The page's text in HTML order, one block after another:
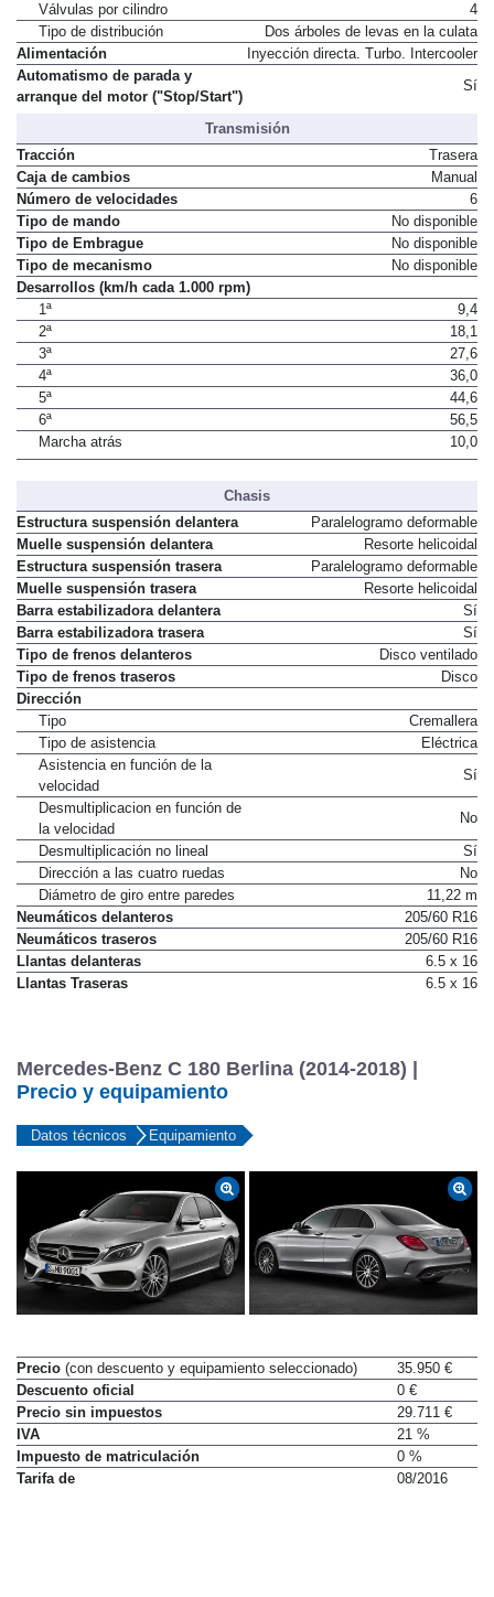
Válvulas por cilindro
4
Tipo de distribución
Dos árboles de levas en la culata
Alimentación
Inyección directa. Turbo. Intercooler
Automatismo de parada y
arranque del motor ("Stop/Start")
Sí
Transmisión
Tracción
Trasera
Caja de cambios
Manual
Número de velocidades
6
Tipo de mando
No disponible
Tipo de Embrague
No disponible
Tipo de mecanismo
No disponible
Desarrollos (km/h cada 1.000 rpm)
1ª
9,4
2ª
18,1
3ª
27,6
4ª
36,0
5ª
44,6
6ª
56,5
Marcha atrás
10,0
Chasis
Estructura suspensión delantera
Paralelogramo deformable
Muelle suspensión delantera
Resorte helicoidal
Estructura suspensión trasera
Paralelogramo deformable
Muelle suspensión trasera
Resorte helicoidal
Barra estabilizadora delantera
Sí
Barra estabilizadora trasera
Sí
Tipo de frenos delanteros
Disco ventilado
Tipo de frenos traseros
Disco
Dirección
Tipo
Cremallera
Tipo de asistencia
Eléctrica
Asistencia en función de la
velocidad
Sí
Desmultiplicacion en función de
la velocidad
No
Desmultiplicación no lineal
Sí
Dirección a las cuatro ruedas
No
Diámetro de giro entre paredes
11,22 m
Neumáticos delanteros
205/60 R16
Neumáticos traseros
205/60 R16
Llantas delanteras
6.5 x 16
Llantas Traseras
6.5 x 16
Mercedes-Benz C 180 Berlina (2014-2018) |
Precio y equipamiento
Datos técnicos Equipamiento
Precio (con descuento y equipamiento seleccionado)
35.950 €
Descuento oficial
0 €
Precio sin impuestos
29.711 €
IVA
21 %
Impuesto de matriculación
0 %
Tarifa de
08/2016